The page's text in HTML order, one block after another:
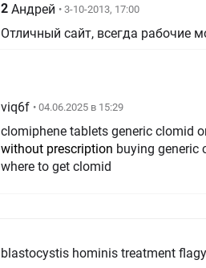
2 Андрей • 3-10-2013, 17:00
Отличный сайт, всегда рабочие
viq6f • 04.06.2025 в 15:29
clomiphene tablets generic clomid
without prescription buying generic
where to get clomid
blastocystis hominis treatment